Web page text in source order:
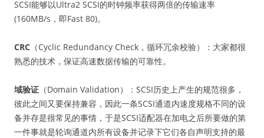
SCSI能够以Ultra2 SCSI的时钟频率获得两倍的传输速率
(160MB/s，即Fast 80)。
CRC （Cyclic Redundancy Check，循环冗余校验）：大家都很
熟悉的技术，保证高速数据传输的可靠性。
域验证 （Domain Validation）：SCSI历史上产生的规范很多，
彼此之间又要保持兼容，因此一条SCSI通道内速度规格不同的设
备并存是很常见的事情，于是SCSI适配器在加电之后所要做的第
一件事就是轮询通道内所有设备并记录下它们各自声明支持的最